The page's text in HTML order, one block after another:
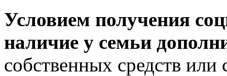
Условием получения
наличие у семьи
собственных средств